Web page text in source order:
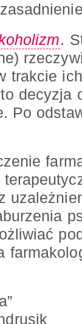
.
trakcie
decyzja
Po